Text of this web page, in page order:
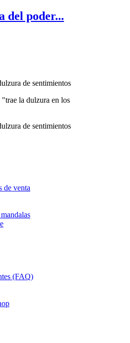
del poder...
"trae la dulzura en los
de venta
(FAQ)